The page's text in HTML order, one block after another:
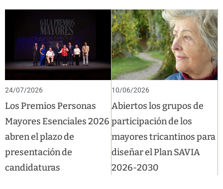
24/07/2026
Los Premios Personas
Mayores Esenciales 2026
abren el plazo de
presentación de
candidaturas
10/06/2026
Abiertos los grupos de
participación de los
mayores tricantinos para
diseñar el Plan SAVIA
2026-2030